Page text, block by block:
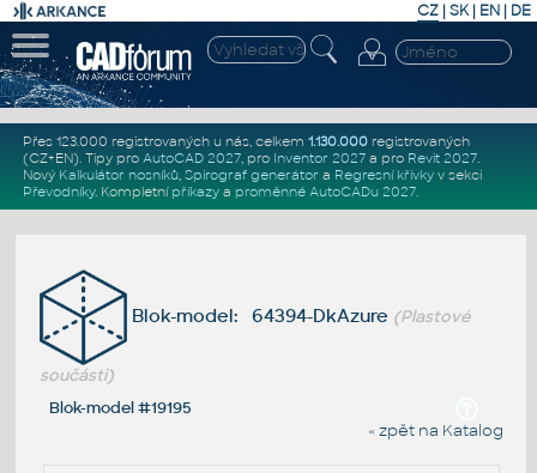
CZ | SK| EN | DE
Přes 123.000 registrovaných u nás, celkem 1.130.000registrovaných
(CZ+EN). Tipy pro AutoCAD 2027, pro Inventor 2027a pro Revit 2027.
Nový Kalkulátor nosníků, Spirograf generátor a Regresní křivkyv sekci
Převodníky. Kompletní příkazya proměnné AutoCADu 2027.
Blok-model: 64394-DkAzure (Plastové
součásti)
Blok-model #19195
« zpět na Katalog